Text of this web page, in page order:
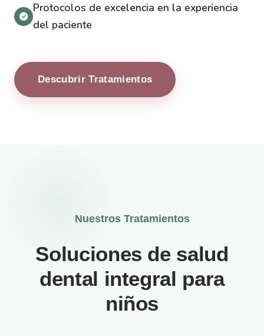
Protocolos de excelencia en la experiencia
del paciente
Descubrir Tratamientos
Nuestros Tratamientos
Soluciones de salud
dental integral para
niños